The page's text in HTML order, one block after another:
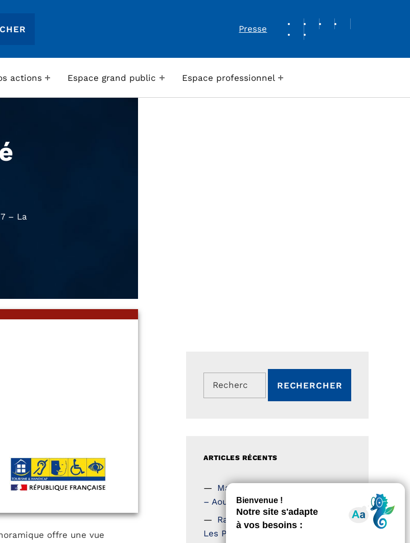
Presse
REVUE DE PRESSE
actions Espace grand public Espace professionnel
– La
offre une vue
Rechercher :
ARTICLES RÉCENTS
Magazine Tourisme Accessible
– Aout 2026
Rallye Aicha des Gazelles –
Les Petillantes